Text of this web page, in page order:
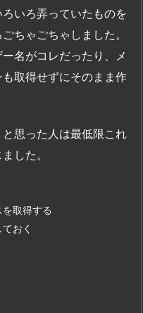
いろ弄っていたものを
ちゃごちゃしました。
名がコレだったり、メ
取得せずにそのまま作
思った人は最低限これ
した。
取得する
おく